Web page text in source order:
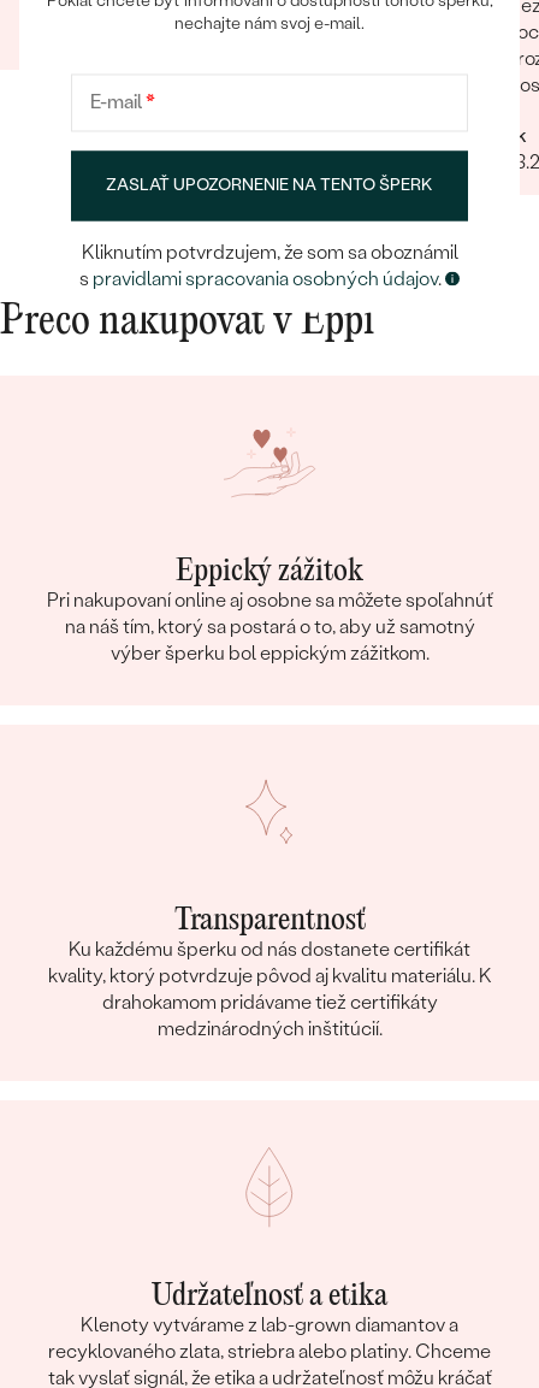
komunikácia a doručenie tovaru na 1 s ⭐️.
Obchod a tovar odporúčam, kto hladá šperk,
Zuzana
Zobraziť celú recenziu
Patrik
Prečo nakupovať v Eppi
Eppický zážitok
Pri nakupovaní online aj osobne sa môžete spoľahnúť
na náš tím, ktorý sa postará o to, aby už samotný
výber šperku bol eppickým zážitkom.
Transparentnosť
Ku každému šperku od nás dostanete certifikát
kvality, ktorý potvrdzuje pôvod aj kvalitu materiálu. K
drahokamom pridávame tiež certifikáty
medzinárodných inštitúcií.
Udržateľnosť a etika
Klenoty vytvárame z lab-grown diamantov a
recyklovaného zlata, striebra alebo platiny. Chceme
tak vyslať signál, že etika a udržateľnosť môžu kráčať
nechajte nám svoj e-mail.
E-mail*
ZASLAŤ UPOZORNENIE NA TENTO ŠPERK
Kliknutím potvrdzujem, že som sa oboznámil
s pravidlami spracovania osobných údajov.